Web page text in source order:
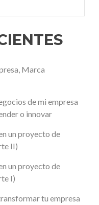
Marca
de mi empresa
o innovar
un proyecto de
II)
un proyecto de
I)
tu empresa